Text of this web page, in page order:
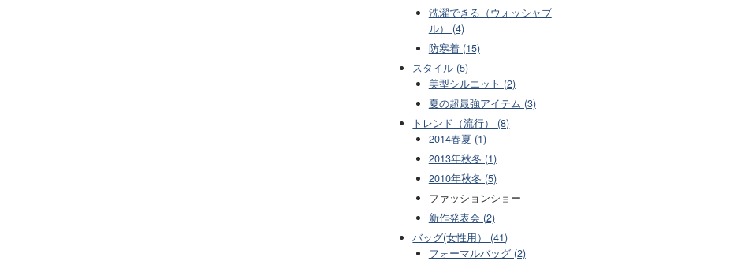
洗濯できる（ウォッシャブ
ル） (4)
防寒着 (15)
スタイル (5)
美型シルエット (2)
夏の超最強アイテム (3)
トレンド（流行） (8)
2014春夏 (1)
2013年秋冬 (1)
2010年秋冬 (5)
ファッションショー
新作発表会 (2)
バッグ(女性用） (41)
フォーマルバッグ (2)